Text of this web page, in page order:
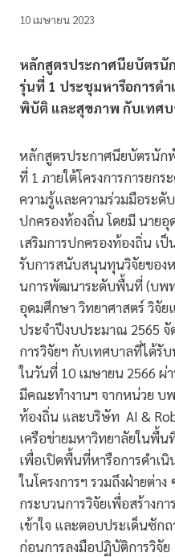
10 เมษายน 2023
หลักสูตรประกาศนียบัตรนั
รุ่นที่ 1 ประชุมหารือการดำ
พิบัติ และสุขภาพ กับเทศ
หลักสูตรประกาศนียบัตรนัก
ที่ 1 ภายใต้โครงการการยก
ความรู้และความร่วมมือระดั
ปกครองท้องถิ่น โดยมี นาย
เสริมการปกครองท้องถิ่น เ
รับการสนับสนุนทุนวิจัยของ
นการพัฒนาระดับพื้นที่ (บพท
อุดมศึกษา วิทยาศาสตร์ วิจั
ประจำปีงบประมาณ 2565 จั
การวิจัยฯ กับเทศบาลที่ได้
ในวันที่ 10 เมษายน 2566 ผ่
มีคณะทำงานฯ จากหน่วย บ
ท้องถิ่น และบริษัท AI &
เครือข่ายมหาวิทยาลัยในพื้น
เพื่อเปิดพื้นที่หารือการดำเนิ
ในโครงการฯ รวมถึงฝ่ายต่า
กระบวนการวิจัยเพื่อสร้างก
เข้าใจ และตอบประเด็นซัก
ก่อนการลงมือปฏิบัติการวิจัย